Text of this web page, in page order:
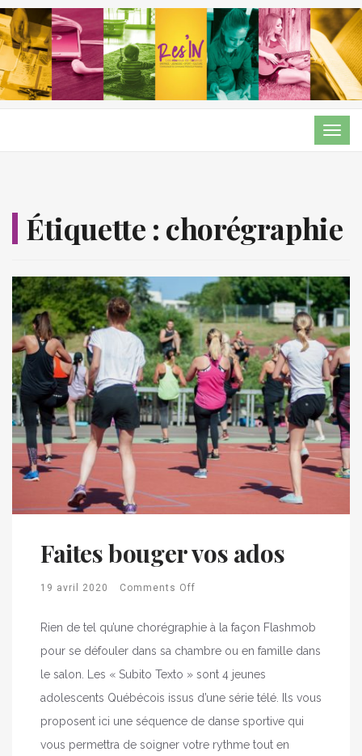
Étiquette : chorégraphie
Faites bouger vos ados
19 avril 2020 Comments Off
Rien de tel qu’une chorégraphie à la façon Flashmob
pour se défouler dans sa chambre ou en famille dans
le salon. Les « Subito Texto » sont 4 jeunes
adolescents Québécois issus d’une série télé. Ils vous
proposent ici une séquence de danse sportive qui
vous permettra de soigner votre rythme tout en